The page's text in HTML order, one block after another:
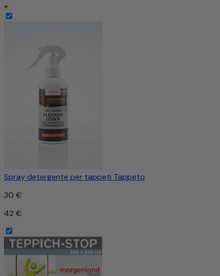
+
Spray detergente per tappeti Tappeto
30 €
42 €